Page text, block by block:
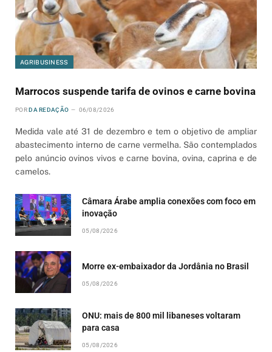
AGRIBUSINESS
Marrocos suspende tarifa de ovinos e carne bovina
POR DA REDAÇÃO 06/08/2026
Medida vale até 31 de dezembro e tem o objetivo de ampliar
abastecimento interno de carne vermelha. São contemplados
pelo anúncio ovinos vivos e carne bovina, ovina, caprina e de
camelos.
Câmara Árabe amplia conexões com foco em
inovação
05/08/2026
Morre ex-embaixador da Jordânia no Brasil
05/08/2026
ONU: mais de 800 mil libaneses voltaram
para casa
05/08/2026